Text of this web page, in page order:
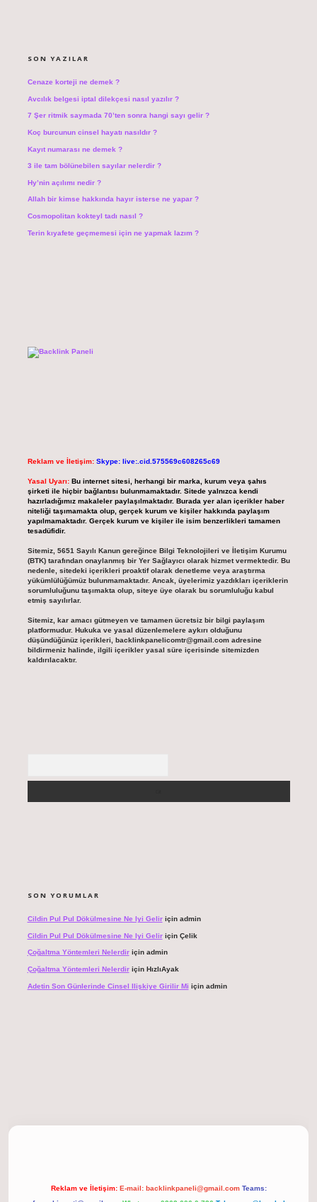
SON YAZILAR
Cenaze korteji ne demek ?
Avcılık belgesi iptal dilekçesi nasıl yazılır ?
7 Şer ritmik saymada 70’ten sonra hangi sayı gelir ?
Koç burcunun cinsel hayatı nasıldır ?
Kayıt numarası ne demek ?
3 ile tam bölünebilen sayılar nelerdir ?
Hy’nin açılımı nedir ?
Allah bir kimse hakkında hayır isterse ne yapar ?
Cosmopolitan kokteyl tadı nasıl ?
Terin kıyafete geçmemesi için ne yapmak lazım ?
Reklam ve İletişim: Skype: live:.cid.575569c608265c69
Yasal Uyarı: Bu internet sitesi, herhangi bir marka, kurum veya şahıs
şirketi ile hiçbir bağlantısı bulunmamaktadır. Sitede yalnızca kendi
hazırladığımız makaleler paylaşılmaktadır. Burada yer alan içerikler haber
niteliği taşımamakta olup, gerçek kurum ve kişiler hakkında paylaşım
yapılmamaktadır. Gerçek kurum ve kişiler ile isim benzerlikleri tamamen
tesadüfidir.
Sitemiz, 5651 Sayılı Kanun gereğince Bilgi Teknolojileri ve İletişim Kurumu
(BTK) tarafından onaylanmış bir Yer Sağlayıcı olarak hizmet vermektedir. Bu
nedenle, sitedeki içerikleri proaktif olarak denetleme veya araştırma
yükümlülüğümüz bulunmamaktadır. Ancak, üyelerimiz yazdıkları içeriklerin
sorumluluğunu taşımakta olup, siteye üye olarak bu sorumluluğu kabul
etmiş sayılırlar.
Sitemiz, kar amacı gütmeyen ve tamamen ücretsiz bir bilgi paylaşım
platformudur. Hukuka ve yasal düzenlemelere aykırı olduğunu
düşündüğünüz içerikleri, backlinkpanelicomtr@gmail.comadresine
bildirmeniz halinde, ilgili içerikler yasal süre içerisinde sitemizden
kaldırılacaktır.
SON YORUMLAR
Cildin Pul Pul Dökülmesine Ne Iyi Geliriçin admin
Cildin Pul Pul Dökülmesine Ne Iyi Geliriçin Çelik
Çoğaltma Yöntemleri Nelerdiriçin admin
Çoğaltma Yöntemleri Nelerdiriçin HızlıAyak
Adetin Son Günlerinde Cinsel Ilişkiye Girilir Mi için admin
Reklam ve İletişim: E-mail: backlinkpaneli@gmail.com Teams: